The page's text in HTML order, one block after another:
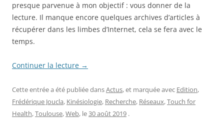
presque parvenue à mon objectif : vous donner de la
lecture. Il manque encore quelques archives d’articles à
récupérer dans les limbes d’Internet, cela se fera avec le
temps.
Continuer la lecture →
Cette entrée a été publiée dansActus, et marquée avec Edition,
Frédérique Joucla, Kinésiologie, Recherche, Réseaux,Touch for
Health,Toulouse,Web, le30 août 2019 .